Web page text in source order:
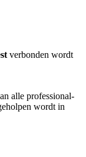
verbonden wordt
alle professional-
wordt in